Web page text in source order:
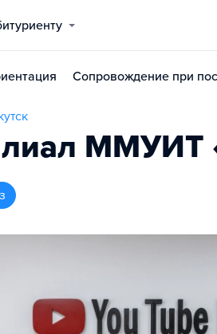
Сопровождение при
ММУИТ